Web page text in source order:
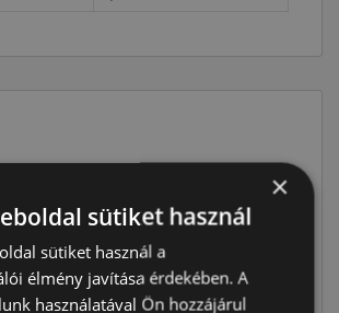
39 190 Ft
×
sütiket használ
sütiket használ a
élmény javítása érdekében. A
használatával Ön hozzájárul